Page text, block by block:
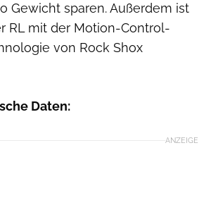
Gewicht sparen. Außerdem ist
RL mit der Motion-Control-
von Rock Shox
Daten:
ANZEIGE